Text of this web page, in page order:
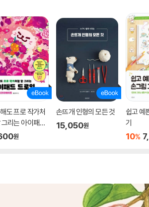
도 프로 작가처
그리는 아이패드
with 프로크리
원
손뜨개 인형의 모든 것
15,050원
쉽고 예
기
10%